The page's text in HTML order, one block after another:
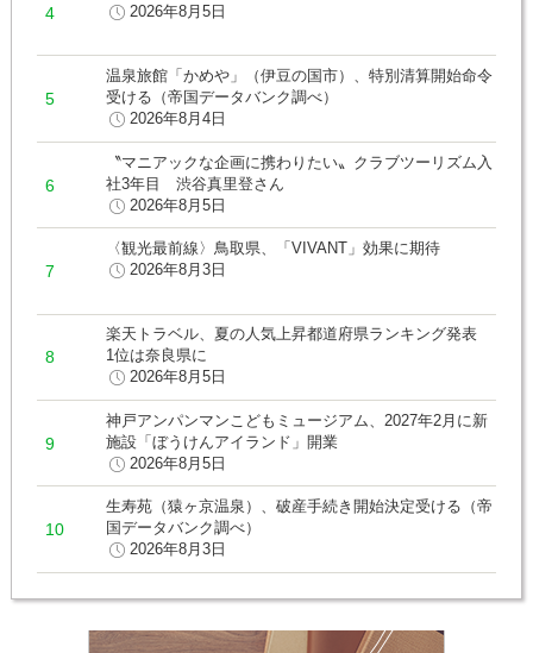
2026年8月5日
温泉旅館「かめや」（伊豆の国市）、特別清算開始命令
受ける（帝国データバンク調べ）
2026年8月4日
〝マニアックな企画に携わりたい〟クラブツーリズム入
社3年目 渋谷真里登さん
2026年8月5日
〈観光最前線〉鳥取県、「VIVANT」効果に期待
2026年8月3日
楽天トラベル、夏の人気上昇都道府県ランキング発表
1位は奈良県に
2026年8月5日
神戸アンパンマンこどもミュージアム、2027年2月に新
施設「ぼうけんアイランド」開業
2026年8月5日
生寿苑（猿ヶ京温泉）、破産手続き開始決定受ける（帝
国データバンク調べ）
2026年8月3日